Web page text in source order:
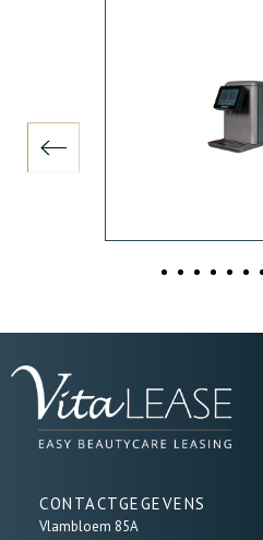
CONTACTGEGEVENS
Vlambloem 85A